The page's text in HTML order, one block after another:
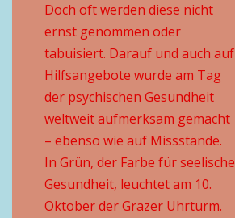
Doch oft werden diese nicht
ernst genommen oder
tabuisiert. Darauf und auch auf
Hilfsangebote wurde am Tag
der psychischen Gesundheit
weltweit aufmerksam gemacht
– ebenso wie auf Missstände.
In Grün, der Farbe für seelische
Gesundheit, leuchtet am 10.
Oktober der Grazer Uhrturm.